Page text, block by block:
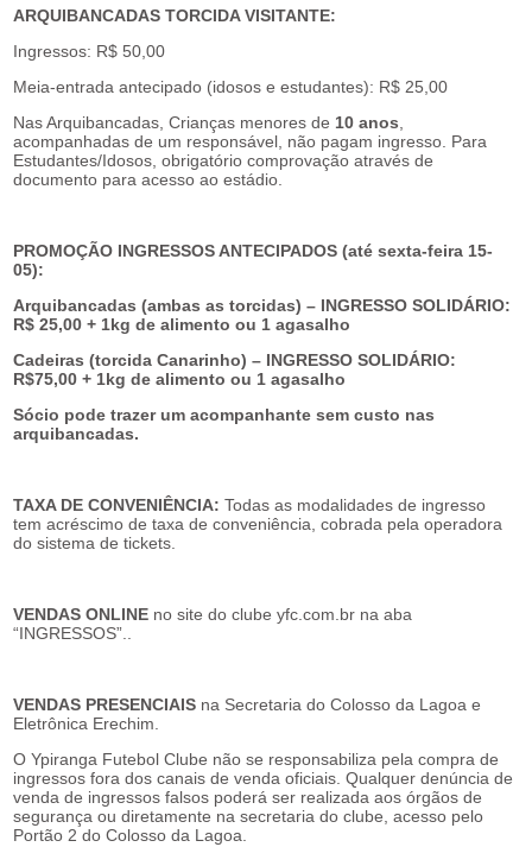
ARQUIBANCADAS TORCIDA VISITANTE:
Ingressos: R$ 50,00
Meia-entrada antecipado (idosos e estudantes): R$ 25,00
Nas Arquibancadas, Crianças menores de 10 anos,
acompanhadas de um responsável, não pagam ingresso. Para
Estudantes/Idosos, obrigatório comprovação através de
documento para acesso ao estádio.
PROMOÇÃO INGRESSOS ANTECIPADOS (até sexta-feira 15-
05):
Arquibancadas (ambas as torcidas) – INGRESSO SOLIDÁRIO:
R$ 25,00 + 1kg de alimento ou 1 agasalho
Cadeiras (torcida Canarinho) – INGRESSO SOLIDÁRIO:
R$75,00 + 1kg de alimento ou 1 agasalho
Sócio pode trazer um acompanhante sem custo nas
arquibancadas.
TAXA DE CONVENIÊNCIA:Todas as modalidades de ingresso
tem acréscimo de taxa de conveniência, cobrada pela operadora
do sistema de tickets.
VENDAS ONLINE no site do clube yfc.com.br na aba
“INGRESSOS”..
VENDAS PRESENCIAIS na Secretaria do Colosso da Lagoa e
Eletrônica Erechim.
O Ypiranga Futebol Clube não se responsabiliza pela compra de
ingressos fora dos canais de venda oficiais. Qualquer denúncia de
venda de ingressos falsos poderá ser realizada aos órgãos de
segurança ou diretamente na secretaria do clube, acesso pelo
Portão 2 do Colosso da Lagoa.